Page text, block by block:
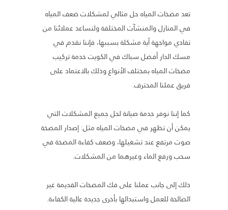
تعد مضخات المياه حل مثالي لمشكلات ضعف المياه
في المنازل والمنشآت المختلفة ولنساعد عملائنا من
تفادي مواجهة أية مشكلة بسببها، فإننا نقدم في
مسك الدار أفضل سباك في الكويت خدمة تركيب
مضخات المياه بمختلف الأنواع وذلك بالاعتماد على
فريق عملنا المحترف.
كما إننا نوفر خدمة صيانة لحل جميع المشكلات التي
يمكن أن تظهر في مضخات المياه مثل: إصدار المضخة
صوت مرتفع عند تشغيلها، وضعف كفاءة المضخة في
سحب ورفع الماء وغيرهما من المشكلات.
ذلك إلى جانب عملنا على فك المضخات القديمة غير
الصالحة للعمل واستبدالها بأخرى جديدة عالية الكفاءة.